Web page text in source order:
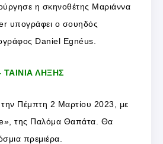
η σκηνοθέτης Μαριάννα
υπογράφει ο σουηδός
Daniel Egnéus.
ΤΑΙΝΙΑ ΛΗΞΗΣ
την Πέμπτη 2 Μαρτίου 2023, με
της Παλόμα Θαπάτα. Θα
πρεμιέρα.